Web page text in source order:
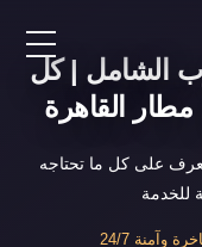
الشامل | كل
القاهرة
على كل ما تحتاجه
24/7